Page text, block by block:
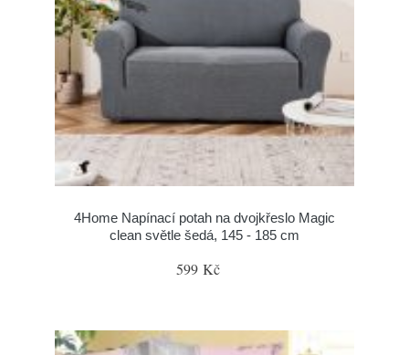
4Home Napínací potah na dvojkřeslo Magic
clean světle šedá, 145 - 185 cm
599 Kč